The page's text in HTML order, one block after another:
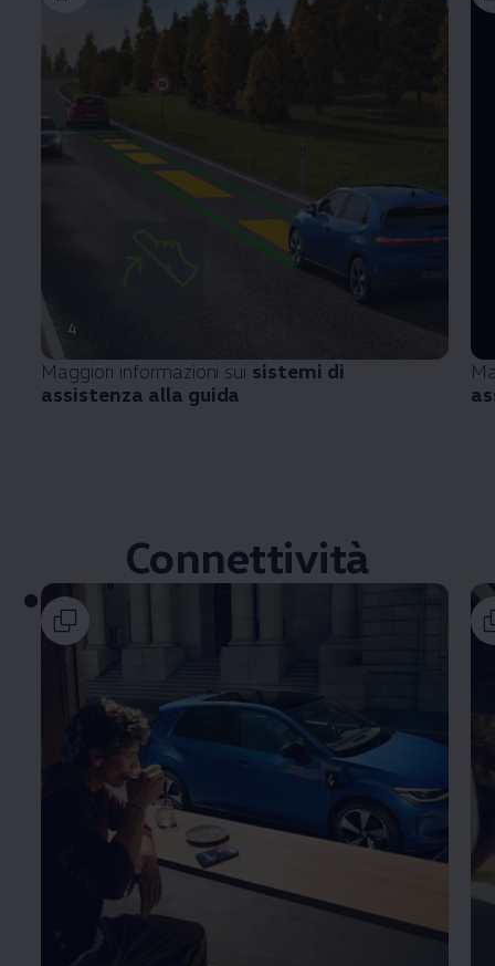
4
Maggiori informazioni sui sistemi di
assistenza alla guida
Connettività